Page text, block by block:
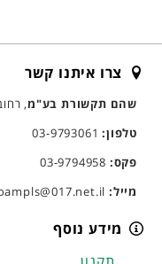
צרו איתנו קשר
שהם תקשורת בע"מ, רחוב תבור
טלפון:03-9793061
פקס:
מייל:
מידע נוסף